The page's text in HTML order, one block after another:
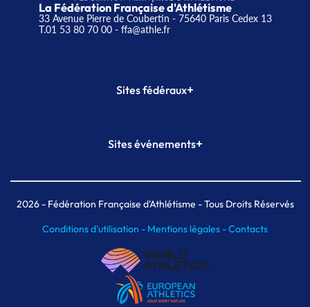
La Fédération Française d'Athlétisme
33 Avenue Pierre de Coubertin - 75640 Paris Cedex 13
T.01 53 80 70 00- ffa@athle.fr
Sites fédéraux+
Plateforme Formation
Sites événements+
Meeting de Paris indoor
MAIF Ekiden de Paris
2026- Fédération Française d'Athlétisme - Tous Droits Réservés
Conditions d'utilisation - Mentions légales -Contacts